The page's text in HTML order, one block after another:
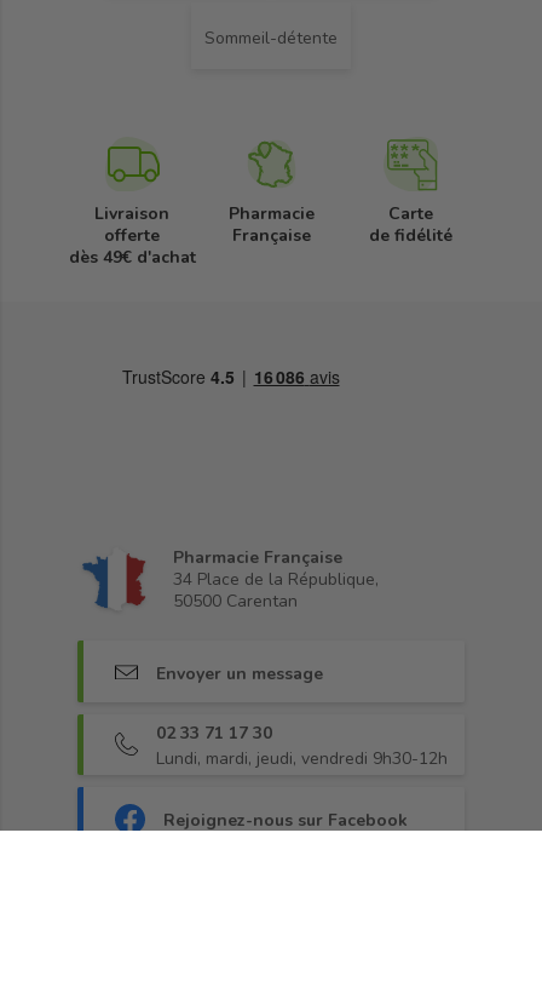
Sommeil-détente
Livraison
offerte
dès 49€ d'achat
Pharmacie
Française
Carte
de fidélité
Pharmacie Française
34 Place de la République,
50500 Carentan
Envoyer un message
02 33 71 17 30
Lundi, mardi, jeudi, vendredi 9h30-12h
Rejoignez-nous sur Facebook